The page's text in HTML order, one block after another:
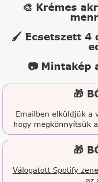
🎨 Krémes
🖌️ Ecsetszett 4
📷 Mintakép
🎁
Emailben elküldjük a
hogy megkönnyítsük
🎁
Válogatott Spotify